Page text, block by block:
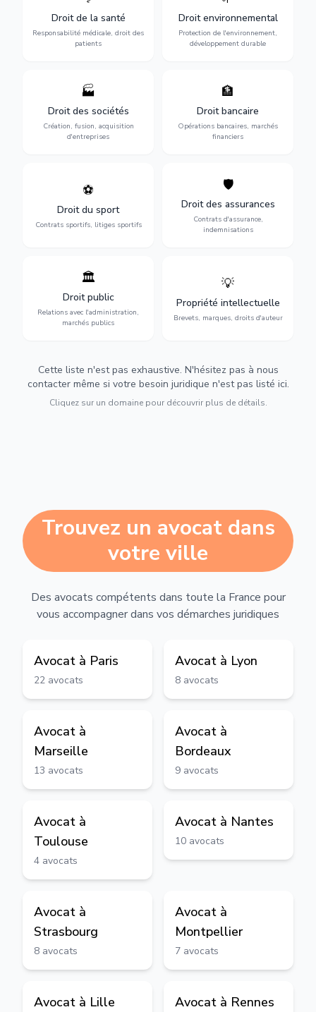
Droit de la santé
Responsabilité médicale, droit des
patients
médicales, responsabilité
des praticiens et
indemnisation.
Droit environnemental
Protection de l'environnement,
développement durable
conformité
environnementale, litiges et
développement durable.
🏭
Droit des sociétés
Création, fusion, acquisition
d'entreprises
Structuration de votre
société : création, fusion-
acquisition, gouvernance et
restructuration.
🏦
Droit bancaire
Opérations bancaires, marchés
financiers
Gestion de vos opérations
financières : contentieux
bancaire, investissements et
régulation.
⚽
Droit du sport
Contrats sportifs, litiges sportifs
Expertise en droit sportif :
transferts, sponsoring et
contentieux.
🛡️
Droit des assurances
Contrats d'assurance,
indemnisations
Défense de vos intérêts :
contrats d'assurance,
sinistres et indemnisations
optimales.
🏛️
Droit public
Relations avec l'administration,
marchés publics
Gestion de vos relations
avec l'administration :
marchés publics,
urbanisme et contentieux.
💡
Propriété intellectuelle
Brevets, marques, droits d'auteur
Protection de vos créations
d'auteur et lutte contre la
contrefaçon.
Cette liste n'est pas exhaustive. N'hésitez pas à nous
contacter même si votre besoin juridique n'est pas listé ici.
Cliquez sur un domaine pour découvrir plus de détails.
Trouvez un avocat dans
votre ville
Des avocats compétents dans toute la France pour
vous accompagner dans vos démarches juridiques
Avocat à Paris
22 avocats
Avocat à Lyon
8 avocats
Avocat à
Marseille
13 avocats
Avocat à
Bordeaux
9 avocats
Avocat à
Toulouse
4 avocats
Avocat à Nantes
10 avocats
Avocat à
Strasbourg
8 avocats
Avocat à
Montpellier
7 avocats
Avocat à Lille Avocat à Rennes